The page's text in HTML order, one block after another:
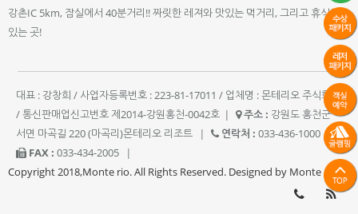
강촌IC 5km, 잠실에서 40분거리!! 짜릿한 레져와 맛있는 먹거리, 그리고 휴식이
있는 곳!
대표 : 강창희 / 사업자등록번호 : 223-81-17011 / 업체명 : 몬테리오 주식회사
/ 통신판매업신고번호 제2014-강원홍천-0042호 | 주소 : 강원도 홍천군
서면 마곡길 220 (마곡리)몬테리오 리조트
| 연락처 : 033-436-1000
|
FAX : 033-434-2005
|
Copyright 2018,Monte rio. All Rights Reserved. Designed by Monte rio.